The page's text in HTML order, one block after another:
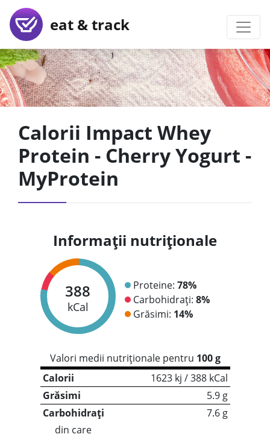
eat & track
Calorii Impact Whey
Protein - Cherry Yogurt -
MyProtein
Informații nutriționale
388
kCal
Proteine: 78%
Carbohidrați: 8%
Grăsimi: 14%
Valori medii nutriționale pentru 100 g
Calorii
1623 kj / 388 kCal
Grăsimi
5.9 g
Carbohidrați
7.6 g
din care